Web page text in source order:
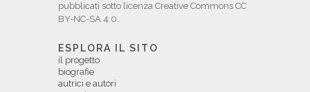
pubblicati sotto licenza Creative Commons CC
BY-NC-SA 4.0.
ESPLORA IL SITO
il progetto
biografie
autrici e autori